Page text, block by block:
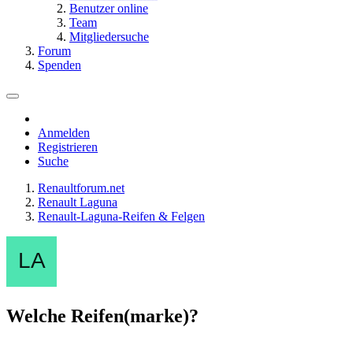
Benutzer online
Team
Mitgliedersuche
Forum
Spenden
Anmelden
Registrieren
Suche
Renaultforum.net
Renault Laguna
Renault-Laguna-Reifen & Felgen
Welche Reifen(marke)?